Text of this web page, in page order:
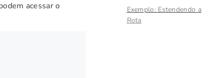
acessar o
Exemplo: Estendendo a
Rota